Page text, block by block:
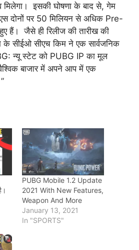
इसकी घोषणा के बाद से, गेम
दोनों पर 50 मिलियन से अधिक Pre-
हैं। जैसे ही रिलीज की तारीख की
के सीईओ सीएच किम ने एक सार्वजनिक
न्यू स्टेट को PUBG IP का मूल
बाजार में अपने आप में एक
PUBG Mobile 1.2 Update
2021 With New Features,
Weapon And More
January 13, 2021
In "SPORTS"